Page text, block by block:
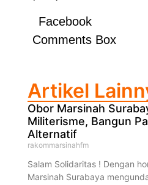
Facebook
Comments Box
Artikel
Obor Marsinah
Militerisme, Bangun
Alternatif
rakommarsinahfm
Salam Solidaritas ! Dengan
Marsinah Surabaya